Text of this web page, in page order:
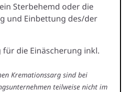
Sterbehemd oder die
und Einbettung des/der
für die Einäscherung inkl.
Kremationssarg sind bei
teilweise nicht im